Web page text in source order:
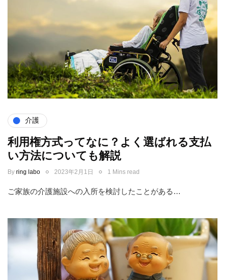
介護
利用権方式ってなに？よく選ばれる支払
い方法についても解説
By ring labo 2023年2月1日 1 Mins read
ご家族の介護施設への入所を検討したことがある…